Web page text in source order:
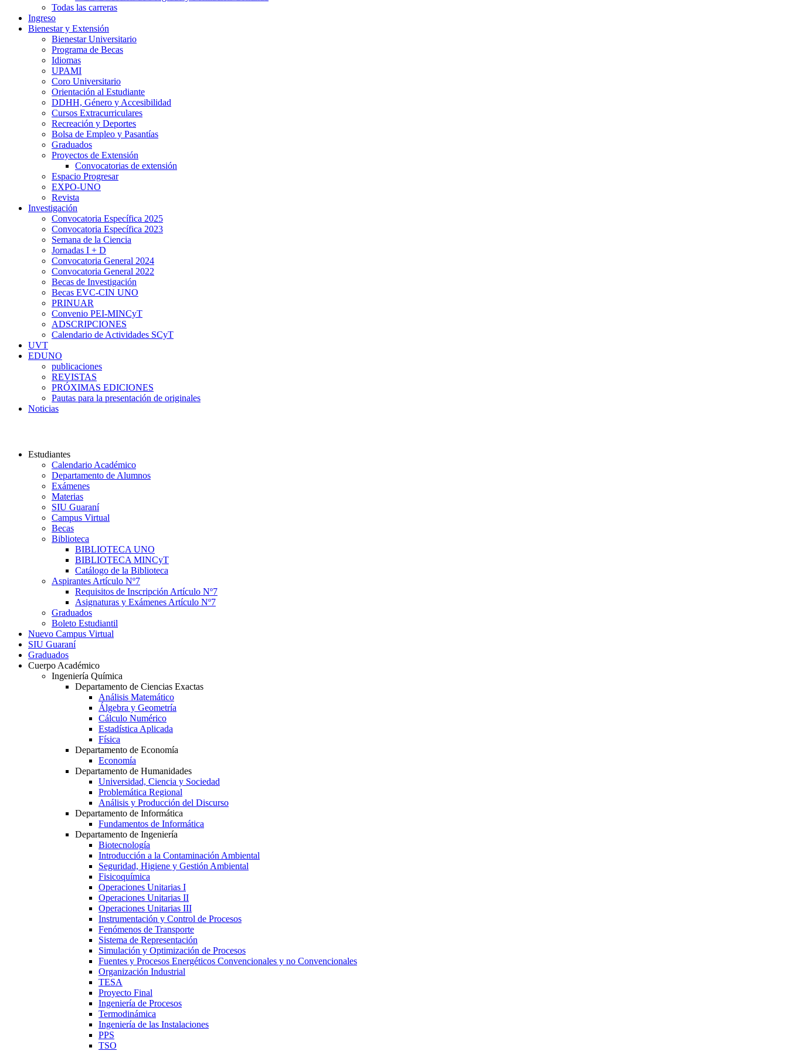
Todas las carreras
Ingreso
Bienestar y Extensión
Bienestar Universitario
Programa de Becas
Idiomas
UPAMI
Coro Universitario
Orientación al Estudiante
DDHH, Género y Accesibilidad
Cursos Extracurriculares
Recreación y Deportes
Bolsa de Empleo y Pasantías
Graduados
Proyectos de Extensión
Convocatorias de extensión
Espacio Progresar
EXPO-UNO
Revista
Investigación
Convocatoria Específica 2025
Convocatoria Específica 2023
Semana de la Ciencia
Jornadas I + D
Convocatoria General 2024
Convocatoria General 2022
Becas de Investigación
Becas EVC-CIN UNO
PRINUAR
Convenio PEI-MINCyT
ADSCRIPCIONES
Calendario de Actividades SCyT
UVT
EDUNO
publicaciones
REVISTAS
PRÓXIMAS EDICIONES
Pautas para la presentación de originales
Noticias
Estudiantes
Calendario Académico
Departamento de Alumnos
Exámenes
Materias
SIU Guaraní
Campus Virtual
Becas
Biblioteca
BIBLIOTECA UNO
BIBLIOTECA MINCyT
Catálogo de la Biblioteca
Aspirantes Artículo Nº7
Requisitos de Inscripción Artículo Nº7
Asignaturas y Exámenes Artículo Nº7
Graduados
Boleto Estudiantil
Nuevo Campus Virtual
SIU Guaraní
Graduados
Cuerpo Académico
Ingeniería Química
Departamento de Ciencias Exactas
Análisis Matemático
Álgebra y Geometría
Cálculo Numérico
Estadística Aplicada
Física
Departamento de Economía
Economía
Departamento de Humanidades
Universidad, Ciencia y Sociedad
Problemática Regional
Análisis y Producción del Discurso
Departamento de Informática
Fundamentos de Informática
Departamento de Ingeniería
Biotecnología
Introducción a la Contaminación Ambiental
Seguridad, Higiene y Gestión Ambiental
Fisicoquímica
Operaciones Unitarias I
Operaciones Unitarias II
Operaciones Unitarias III
Instrumentación y Control de Procesos
Fenómenos de Transporte
Sistema de Representación
Simulación y Optimización de Procesos
Fuentes y Procesos Energéticos Convencionales y no Convencionales
Organización Industrial
TESA
Proyecto Final
Ingeniería de Procesos
Termodinámica
Ingeniería de las Instalaciones
PPS
TSO